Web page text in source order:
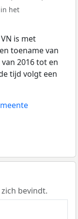
het
is met
toename van
2016 tot en
tijd volgt een
bevindt.